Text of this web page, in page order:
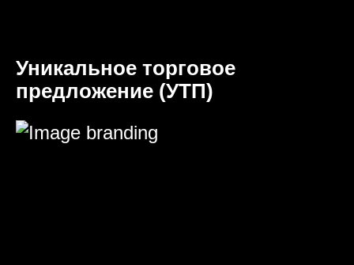
Уникальное торговое
предложение (УТП)